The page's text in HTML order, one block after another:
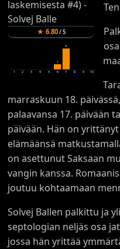
★ 6.80/5
1 2 3 4 5
1
6
4
7 8 9 10
marraskuun 18.
palaavansa 17. päivään
päivään. Hän on
elämäänsä
on asettunut Saksaan
vangin kanssa.
joutuu kohtaamaan
Solvej Ballen palkittu ja
septologian neljäs osa
jossa hän yrittää